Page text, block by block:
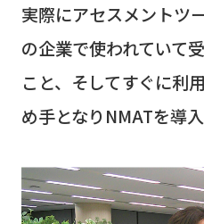
実際にアセスメントツ
の企業で使われていて
こと、そしてすぐに利
め手となり NMATを導